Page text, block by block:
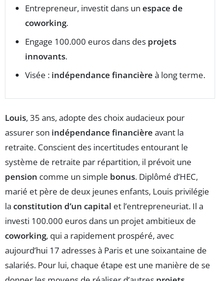
Entrepreneur, investit dans un espace de
coworking.
Engage 100.000 euros dans des projets
innovants.
Visée : indépendance financière à long terme.
Louis, 35 ans, adopte des choix audacieux pour
assurer son indépendance financière avant la
retraite. Conscient des incertitudes entourant le
système de retraite par répartition, il prévoit une
pension comme un simple bonus. Diplômé d’HEC,
marié et père de deux jeunes enfants, Louis privilégie
la constitution d’un capital et l’entrepreneuriat. Il a
investi 100.000 euros dans un projet ambitieux de
coworking, qui a rapidement prospéré, avec
aujourd’hui 17 adresses à Paris et une soixantaine de
salariés. Pour lui, chaque étape est une manière de se